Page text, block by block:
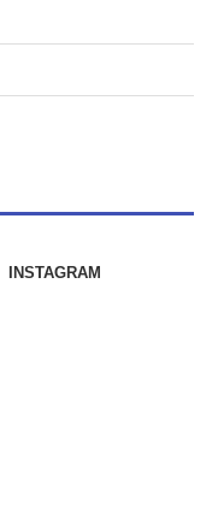
INSTAGRAM